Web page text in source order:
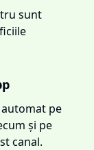
sunt
pe
și pe
canal.